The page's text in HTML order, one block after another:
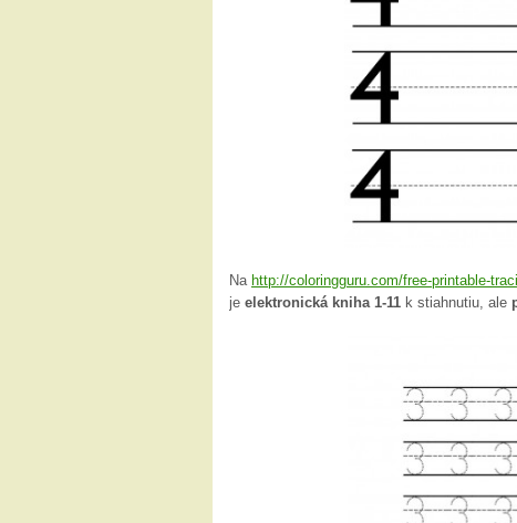
Na http://coloringguru.com/free-printable-
je elektronická kniha 1-11 k stiahnutiu, ale